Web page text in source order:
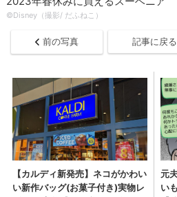
©Disney（撮影/ だふねこ）
前の写真 記事に戻る